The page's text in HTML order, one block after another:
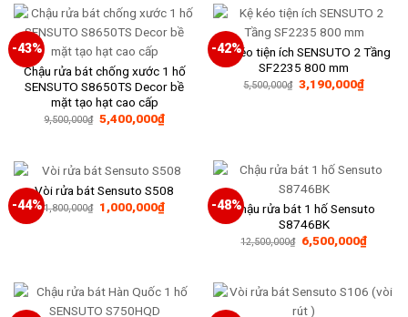
5,400,000₫.
-43%
Chậu rửa bát chống xước 1 hố
SENSUTO S8650TS Decor bề
mặt tạo hạt cao cấp
9,500,000₫ Giá
gốc
5,400,000₫Giá
hiện
5,400,000₫.
-42%
Kệ kéo tiện ích SENSUTO 2 Tầng
SF2235 800 mm
5,500,000₫ Giá
gốc
3,190,000₫Giá
hiện
-44%
Vòi rửa bát Sensuto S508
1,800,000₫ Giá
gốc
1,000,000₫Giá
hiện
-48%Chậu rửa bát 1 hố Sensuto
S8746BK
12,500,000₫ Giá
gốc
6,500,000₫Giá
hiện